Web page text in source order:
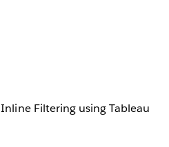
Inline Filtering using Tableau